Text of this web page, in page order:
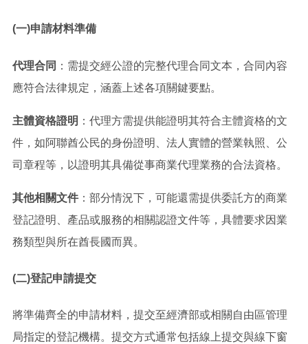
(一)申請材料準備
代理合同 ：需提交經公證的完整代理合同文本，合同內容
應符合法律規定，涵蓋上述各項關鍵要點。
主體資格證明 ：代理方需提供能證明其符合主體資格的文
件，如阿聯酋公民的身份證明、法人實體的營業執照、公
司章程等，以證明其具備從事商業代理業務的合法資格。
其他相關文件：部分情況下，可能還需提供委託方的商業
登記證明、產品或服務的相關認證文件等，具體要求因業
務類型與所在酋長國而異。
(二)登記申請提交
將準備齊全的申請材料，提交至經濟部或相關自由區管理
局指定的登記機構。提交方式通常包括線上提交與線下窗